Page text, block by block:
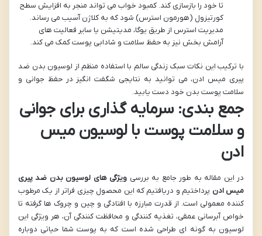
تا خود را بازسازی کند. کمبود خواب می تواند منجر به افزایش سطح
کورتیزول (هورمون استرس) شود که به کلاژن آسیب می رساند.
مدیریت استرس از طریق یوگا، مدیتیشن یا سایر فعالیت های
آرامش بخش نیز به حفظ سلامت و شادابی پوست کمک می کند.
با ترکیب این نکات سبک زندگی سالم با استفاده منظم از لوسیون بدن ضد
پیری میس ادن، می توانید به نتایجی شگفت انگیز در حفظ جوانی و
سلامت پوست بدن خود دست یابید.
جمع بندی: سرمایه گذاری برای جوانی
و سلامت پوست با لوسیون میس
ادن
در این مقاله به طور جامع به بررسی ویژگی های لوسیون بدن ضد پیری
میس ادن پرداختیم و دریافتیم که این محصول چیزی فراتر از یک مرطوب
کننده معمولی است. از قدرت مبارزه با افتادگی و چین و چروک ها گرفته تا
خواص آبرسانی عمقی، تغذیه کنندگی و محافظت کنندگی آن، هر ویژگی این
لوسیون به گونه ای طراحی شده است که به پوست شما حیاتی دوباره